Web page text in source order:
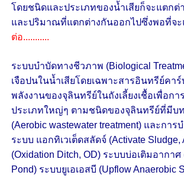
โดยชนิดและประเภทของน้ำเสียก็จะแตก
และปริมาณที่แตกต่างกันออกไปซึ่งพอที่จะ
ต่อ...........
ระบบบำบัดทางชีวภาพ (Biological
เจือปนในน้ำเสียโดยเฉพาะสารอินทรีย์ค
พลังงานของจุลินทรีย์ในถังเลี้ยงเชื้อเพื่อก
ประเภทใหญ่ๆ ตามชนิดของจุลินทรีย์ที่มีบ
(Aerobic wastewater treatment) และกา
ระบบ แอกทิเวเต็ดสลัดจ์ (Activate
(Oxidation Ditch, OD) ระบบบ่อเติมอากา
Pond) ระบบยูเอเอสบี (Upflow